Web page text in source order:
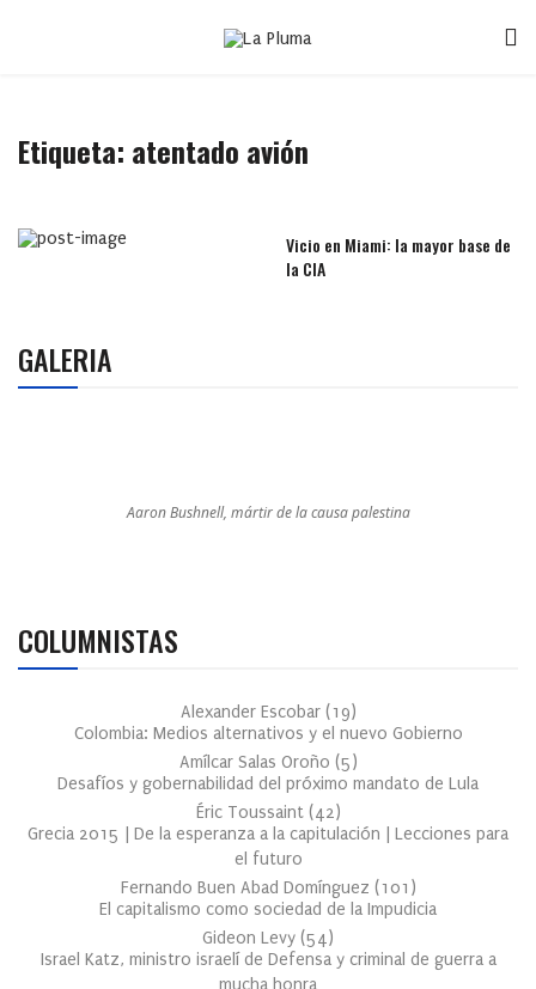
Etiqueta: atentado avión
Vicio en Miami: la mayor base de
la CIA
GALERIA
Aaron Bushnell, mártir de la causa palestina
COLUMNISTAS
Alexander Escobar (19)
Colombia: Medios alternativos y el nuevo Gobierno
Amílcar Salas Oroño (5)
Desafíos y gobernabilidad del próximo mandato de Lula
Éric Toussaint (42)
Grecia 2015 | De la esperanza a la capitulación | Lecciones para
el futuro
Fernando Buen Abad Domínguez (101 )
El capitalismo como sociedad de la Impudicia
Gideon Levy (54)
Israel Katz, ministro israelí de Defensa y criminal de guerra a
mucha honra